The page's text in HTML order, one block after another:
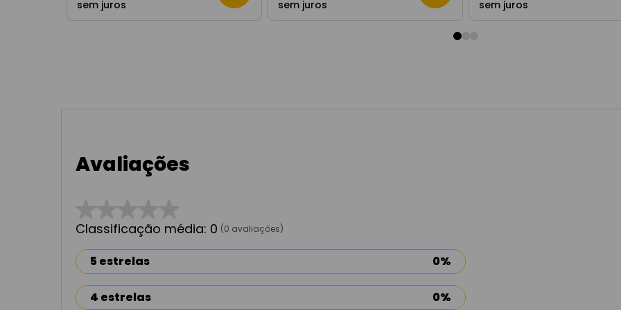
sem juros sem juros sem juros
Avaliações
Classificação média: 0 (0 avaliações)
5 estrelas 0%
4 estrelas 0%